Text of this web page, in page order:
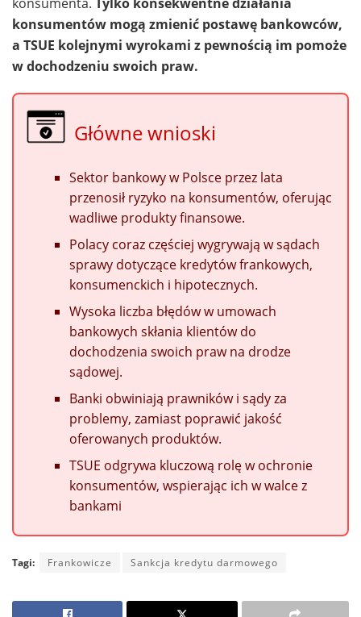
konsumenta. Tylko konsekwentne działania
konsumentów mogą zmienić postawę bankowców,
a TSUE kolejnymi wyrokami z pewnością im pomoże
w dochodzeniu swoich praw.
Główne wnioski
Sektor bankowy w Polsce przez lata
przenosił ryzyko na konsumentów, oferując
wadliwe produkty finansowe.
Polacy coraz częściej wygrywają w sądach
sprawy dotyczące kredytów frankowych,
konsumenckich i hipotecznych.
Wysoka liczba błędów w umowach
bankowych skłania klientów do
dochodzenia swoich praw na drodze
sądowej.
Banki obwiniają prawników i sądy za
problemy, zamiast poprawić jakość
oferowanych produktów.
TSUE odgrywa kluczową rolę w ochronie
konsumentów, wspierając ich w walce z
bankami
Tagi: Frankowicze Sankcja kredytu darmowego